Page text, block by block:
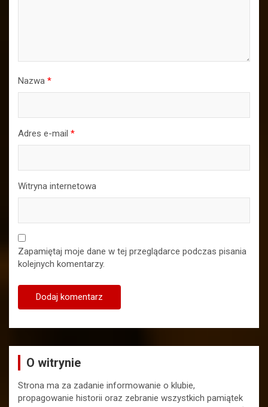
Nazwa *
Adres e-mail *
Witryna internetowa
Zapamiętaj moje dane w tej przeglądarce podczas pisania
kolejnych komentarzy.
O witrynie
Strona ma za zadanie informowanie o klubie,
propagowanie historii oraz zebranie wszystkich pamiątek